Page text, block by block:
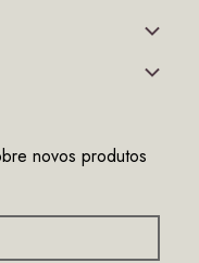
novos produtos